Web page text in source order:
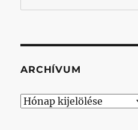
ARCHÍVUM
Archívum